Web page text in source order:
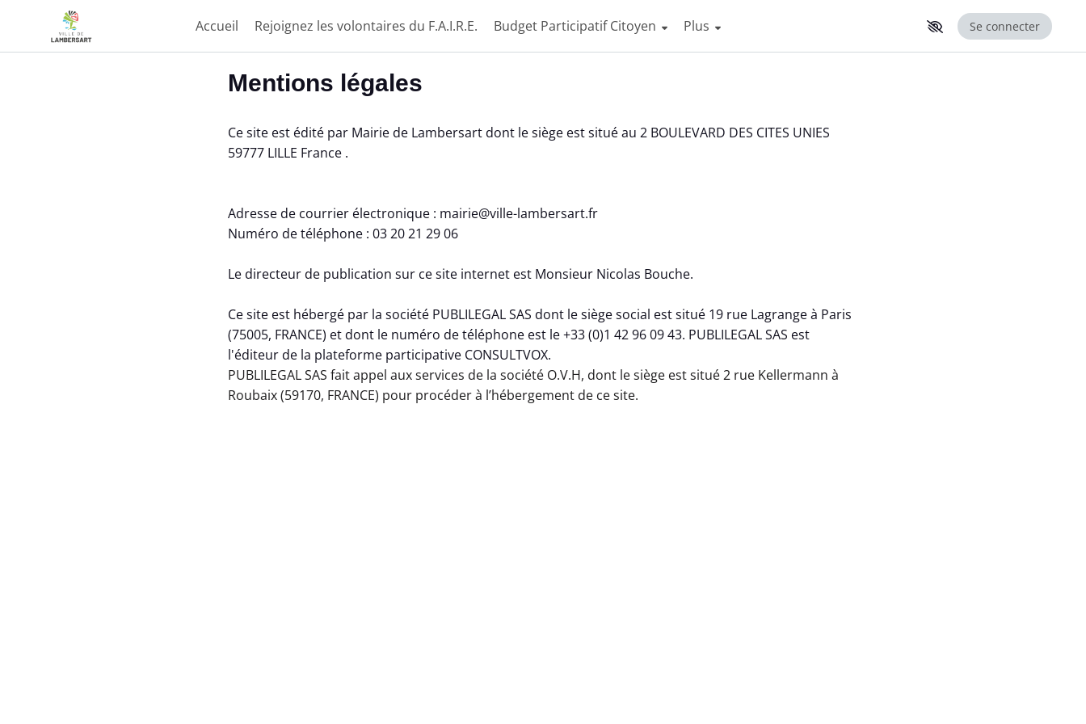
Accueil Rejoignez les volontaires du F.A.I.R.E. Budget Participatif Citoyen Afficher la suite du menu
Plus Se connecter
Mentions légales
Ce site est édité par Mairie de Lambersart dont le siège est situé au 2 BOULEVARD DES CITES UNIES
59777 LILLE France .
Adresse de courrier électronique : mairie@ville-lambersart.fr
Numéro de téléphone : 03 20 21 29 06
Le directeur de publication sur ce site internet est Monsieur Nicolas Bouche.
Ce site est hébergé par la société PUBLILEGAL SAS dont le siège social est situé 19 rue Lagrange à Paris
(75005, FRANCE) et dont le numéro de téléphone est le +33 (0)1 42 96 09 43. PUBLILEGAL SAS est
l'éditeur de la plateforme participative CONSULTVOX.
PUBLILEGAL SAS fait appel aux services de la société O.V.H, dont le siège est situé 2 rue Kellermann à
Roubaix (59170, FRANCE) pour procéder à l’hébergement de ce site.